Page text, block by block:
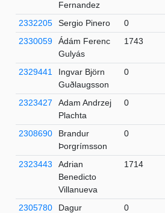
Fernandez
2332205 Sergio Pinero 0
2330059
Ádám Ferenc
Gulyás
1743
2329441
Ingvar Björn
Guðlaugsson
0
2323427
Adam Andrzej
Plachta
0
2308690
Brandur
Þorgrímsson
0
2323443
Adrian
Benedicto
Villanueva
1714
2305780 Dagur 0